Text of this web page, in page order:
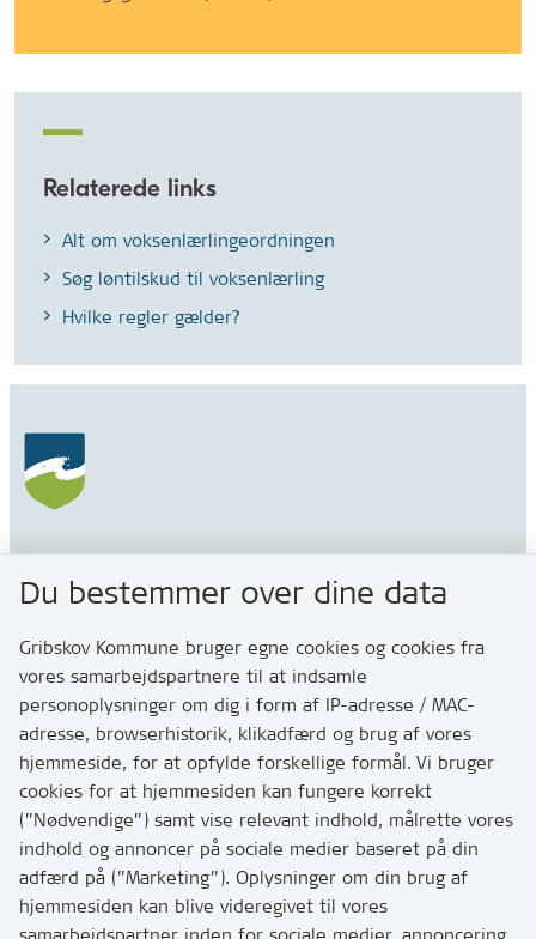
Relaterede links
Alt om voksenlærlingeordningen
Søg løntilskud til voksenlærling
Hvilke regler gælder?
3200 Helsinge
Kontakt
Skriv til os via Digital Post
Har du brug for at komme i kontakt med os? Se her
hvordan
Tip os om huller i vejen eller andet
T:7249 6000
Bemærk: vi har mange opkald mellem kl. 10 og 11
Du bestemmer over dine data
Gribskov Kommune bruger egne cookies og cookies fra
vores samarbejdspartnere til at indsamle
personoplysninger om dig i form af IP-adresse / MAC-
adresse, browserhistorik, klikadfærd og brug af vores
hjemmeside, for at opfylde forskellige formål. Vi bruger
cookies for at hjemmesiden kan fungere korrekt
(”Nødvendige”) samt vise relevant indhold, målrette vores
indhold og annoncer på sociale medier baseret på din
adfærd på (”Marketing”). Oplysninger om din brug af
hjemmesiden kan blive videregivet til vores